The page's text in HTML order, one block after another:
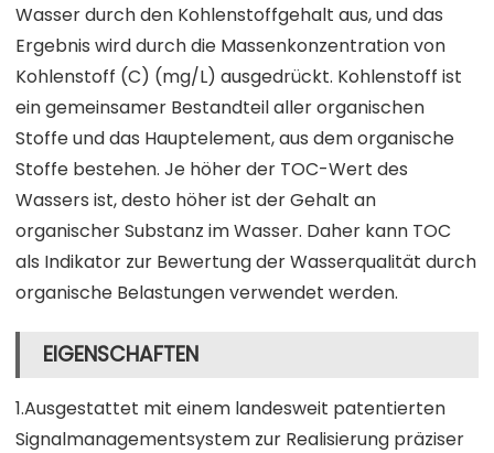
Wasser durch den Kohlenstoffgehalt aus, und das
Ergebnis wird durch die Massenkonzentration von
Kohlenstoff (C) (mg/L) ausgedrückt. Kohlenstoff ist
ein gemeinsamer Bestandteil aller organischen
Stoffe und das Hauptelement, aus dem organische
Stoffe bestehen. Je höher der TOC-Wert des
Wassers ist, desto höher ist der Gehalt an
organischer Substanz im Wasser. Daher kann TOC
als Indikator zur Bewertung der Wasserqualität durch
organische Belastungen verwendet werden.
EIGENSCHAFTEN
1.Ausgestattet mit einem landesweit patentierten
Signalmanagementsystem zur Realisierung präziser